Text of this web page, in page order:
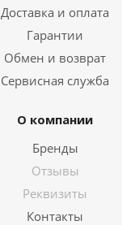
Доставка и оплата
Гарантии
Обмен и возврат
Сервисная служба
О компании
Бренды
Отзывы
Реквизиты
Контакты